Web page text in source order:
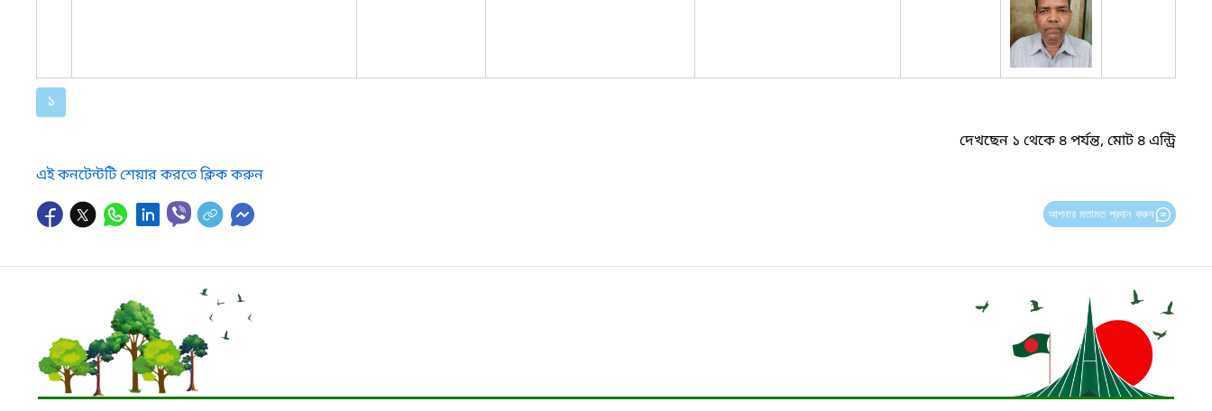
১
দেখছেন ১ থেকে ৪ পর্যন্ত, মোট ৪ এন্ট্রি
এই কনটেন্টটি শেয়ার করতে ক্লিক করুন
আপনার মতামত প্রদান করুন